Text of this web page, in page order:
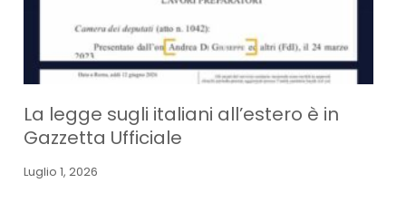
La legge sugli italiani all’estero è in
Gazzetta Ufficiale
Luglio 1, 2026